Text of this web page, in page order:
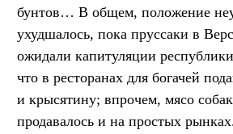
бунтов… В общем, положение
ухудшалось, пока пруссаки в
ожидали капитуляции
что в ресторанах для богачей
и крысятину; впрочем, мясо
продавалось и на простых